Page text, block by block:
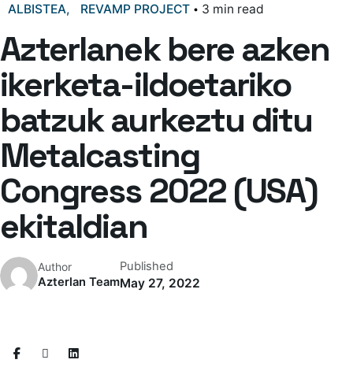
ALBISTEA REVAMP PROJECT 3 min read
Azterlanek bere azken
ikerketa-ildoetariko
batzuk aurkeztu ditu
Metalcasting
Congress 2022 (USA)
ekitaldian
Author
Azterlan Team
Published
May 27, 2022